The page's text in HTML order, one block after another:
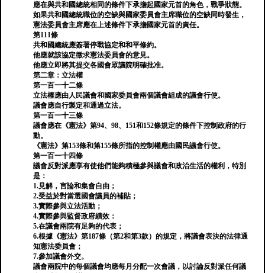
應在與共和國總統相同的條件下承擔起國家元首的角色，戰爭狀態。
如果共和國總統職位的空缺與國家委員會主席職位的空缺同時發生，
憲法委員會主席應在上述條件下承擔國家元首的責任。
第111條
共和國總統應簽署停戰協定和和平條約。
他應就該協定徵求憲法委員會的意見。
他應立即將其提交各國會眾議院明確批准。
第二章：立法權
第一百一十二條
立法權應由人民議會和國家委員會兩個議會組成的議會行使。
議會應自行製定和通過立法。
第一百一十三條
議會應在《憲法》第94、98、151和152條規定的條件下控制政府的行
動。
《憲法》第153條和第155條所指的控制權應由國民議會行使。
第一百一十四條
議會反對派應享有使他們能夠積極參與議會和政治生活的權利，特別
是：
1.見解，言論和集會自由；
2.受益於對當選國會議員的補貼；
3.實際參與立法活動；
4.實際參與監督政府績效：
5.在議會兩院有足夠的代表；
6.根據《憲法》第187條（第2和第3款）的規定，將議會表決的法律通
知憲法委員會；
7.參加議會外交。
議會兩院中的每個議會均應每月分配一次會議，以討論反對派任何議